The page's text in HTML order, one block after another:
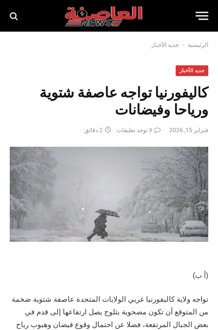
الرئيسية - جديد الأخبار
جديد الأخبار
كاليفورنيا تواجه عاصفة شتوية
ورياحا وفيضانات
فبراير 15, 2026 لا توجد تعليقات 2 دقائق
(أ ب)
تواجه ولاية كاليفورنيا غربي الولايات المتحدة عاصفة شتوية ضخمة
من المتوقع أن تكون مصحوبة بثلوج يصل ارتفاعها إلى قدم في
بعض الجبال المرتفعة، فضلا عن احتمال وقوع فيضان وهبوب رياح